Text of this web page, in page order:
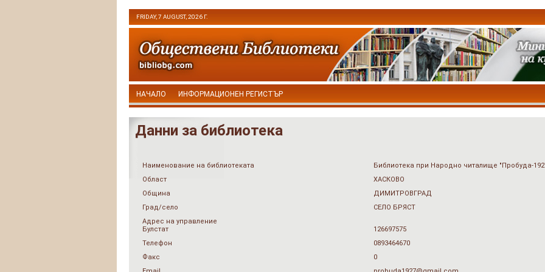
FRIDAY, 7 AUGUST, 2026 Г.
НАЧАЛО ИНФОРМАЦИОНЕН РЕГИСТЪР
Данни за библиотека
Наименование на библиотеката
Библиотека при Народно читалище "Пробуда-
Област
ХАСКОВО
Община
ДИМИТРОВГРАД
Град/село
СЕЛО БРЯСТ
Адрес на управление
Булстат
126697575
Телефон
0893464670
Факс
0